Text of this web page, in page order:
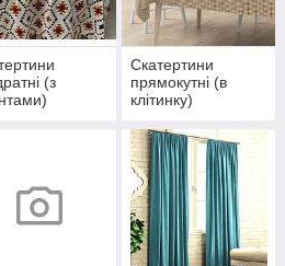
(з
Скатертини
прямокутні (в
клітинку)